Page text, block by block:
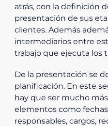
atrás, con la definición
presentación de sus
clientes. Además
intermediarios entre
trabajo que ejecuta los
De la presentación se
planificación. En este
hay que ser mucho
elementos como
responsables, cargos,